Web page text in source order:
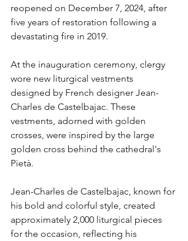
reopened on December 7, 2024, after
five years of restoration following a
devastating fire in 2019.
At the inauguration ceremony, clergy
wore new liturgical vestments
designed by French designer Jean-
Charles de Castelbajac. These
vestments, adorned with golden
crosses, were inspired by the large
golden cross behind the cathedral's
Pietà.
Jean-Charles de Castelbajac, known for
his bold and colorful style, created
approximately 2,000 liturgical pieces
for the occasion, reflecting his